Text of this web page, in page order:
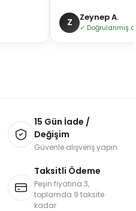
Z Zeynep A.
✓ Doğrulanmış
15 Gün İade /
Değişim
Güvenle alışveriş yapın
Taksitli Ödeme
Peşin fiyatına 3,
toplamda 9 taksite
kadar